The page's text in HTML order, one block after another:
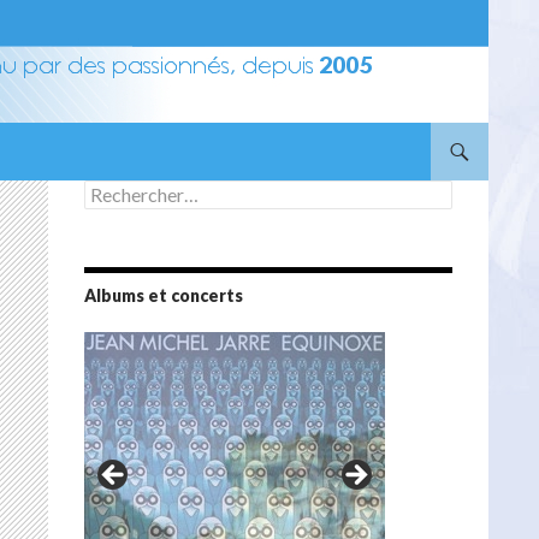
Rechercher :
Albums et concerts